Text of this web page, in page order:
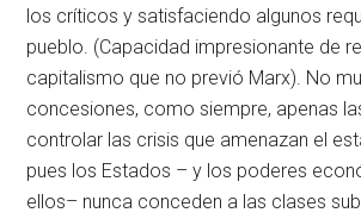
los críticos y satisfaciendo algunos
pueblo. (Capacidad impresionante de
capitalismo que no previó Marx). No
concesiones, como siempre, apenas
controlar las crisis que amenazan el
pues los Estados – y los poderes
ellos– nunca conceden a las clases